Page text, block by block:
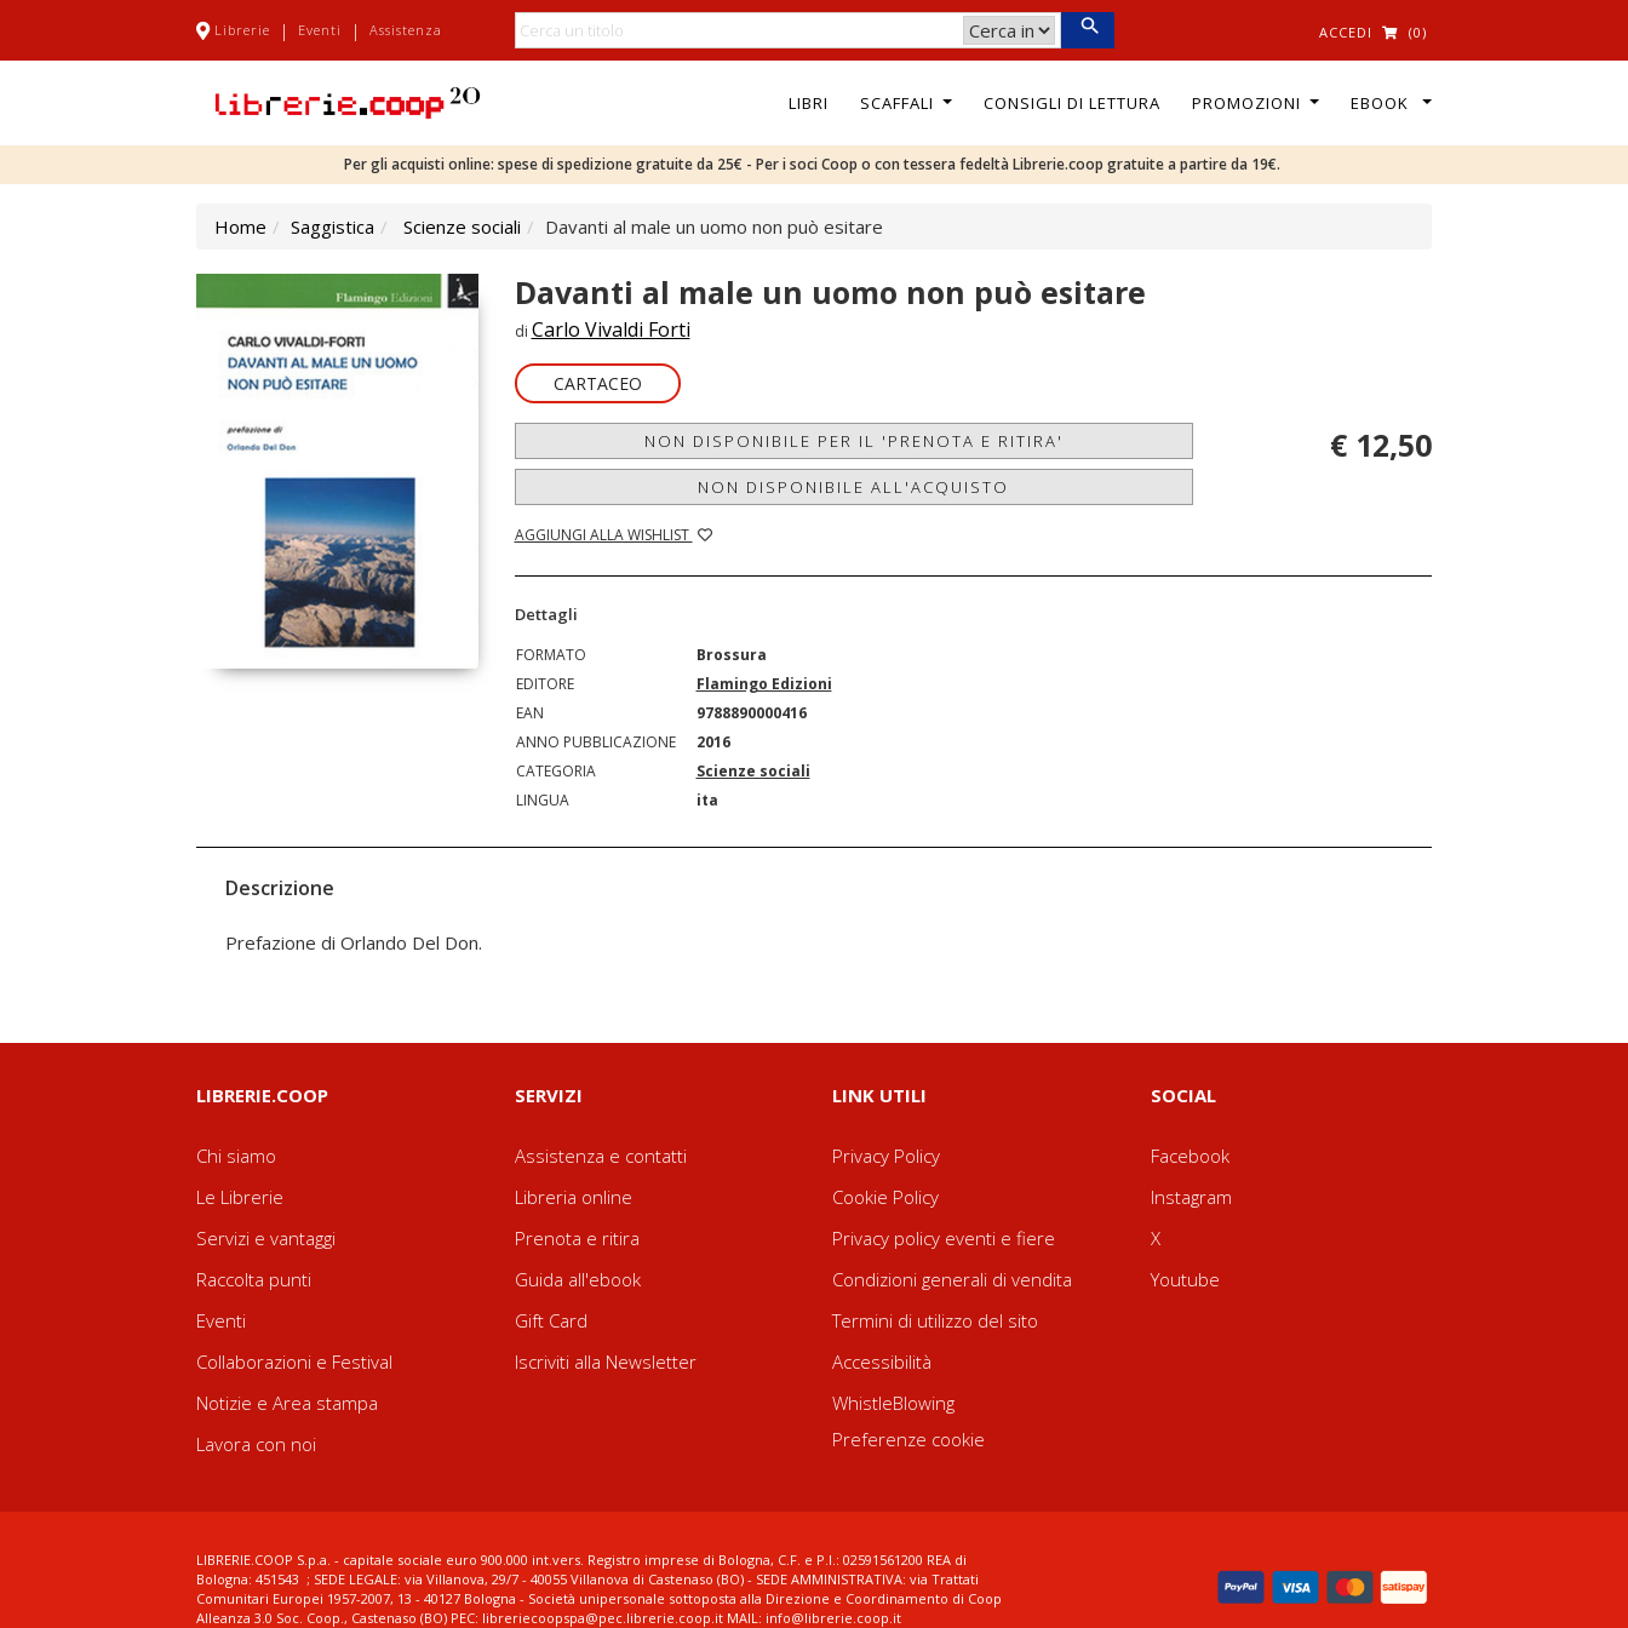
Librerie | Eventi | Assistenza ACCEDI (0)
LIBRI SCAFFALI CONSIGLI DI LETTURA PROMOZIONI EBOOK
Per gli acquisti online: spese di spedizione gratuite da 25€ - Per i soci Coop o con tessera fedeltà Librerie.coop gratuite a partire da 19€.
Home Saggistica Scienze sociali Davanti al male un uomo non può esitare
Davanti al male un uomo non può esitare
di Carlo Vivaldi Forti
CARTACEO
NON DISPONIBILE PER IL 'PRENOTA E RITIRA'
NON DISPONIBILE ALL'ACQUISTO
AGGIUNGI ALLA WISHLIST
€ 12,50
Dettagli
FORMATO
Brossura
EDITORE
Flamingo Edizioni
EAN
9788890000416
ANNO PUBBLICAZIONE
2016
CATEGORIA
Scienze sociali
LINGUA
ita
Descrizione
Prefazione di Orlando Del Don.
LIBRERIE.COOP
Chi siamo
Le Librerie
Servizi e vantaggi
Raccolta punti
Eventi
Collaborazioni e Festival
Notizie e Area stampa
Lavora con noi
SERVIZI
Assistenza e contatti
Libreria online
Prenota e ritira
Guida all'ebook
Gift Card
Iscriviti alla Newsletter
LINK UTILI
Privacy Policy
Cookie Policy
Privacy policy eventi e fiere
Condizioni generali di vendita
Termini di utilizzo del sito
Accessibilità
WhistleBlowing
Preferenze cookie
SOCIAL
Facebook
Instagram
X
Youtube
LIBRERIE.COOP S.p.a. - capitale sociale euro 900.000 int.vers. Registro imprese di Bologna, C.F. e P.I.: 02591561200 REA di
Bologna: 451543 ; SEDE LEGALE: via Villanova, 29/7 - 40055 Villanova di Castenaso (BO) - SEDE AMMINISTRATIVA: via Trattati
Comunitari Europei 1957-2007, 13 - 40127 Bologna - Società unipersonale sottoposta alla Direzione e Coordinamento di Coop
Alleanza 3.0 Soc. Coop., Castenaso (BO) PEC: libreriecoopspa@pec.librerie.coop.it MAIL: info@librerie.coop.it